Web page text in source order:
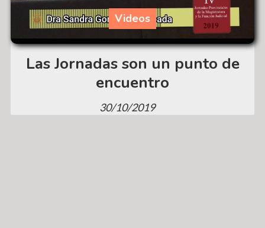
Las Jornadas son un punto de
encuentro
Videos
30/10/2019